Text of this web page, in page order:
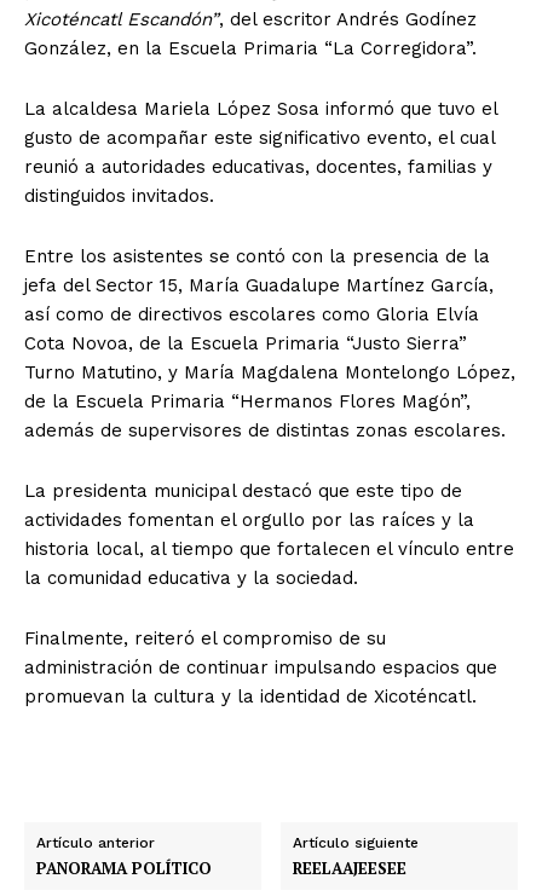
Xicoténcatl Escandón”, del escritor Andrés Godínez
González, en la Escuela Primaria “La Corregidora”.
La alcaldesa Mariela López Sosa informó que tuvo el
gusto de acompañar este significativo evento, el cual
reunió a autoridades educativas, docentes, familias y
distinguidos invitados.
Entre los asistentes se contó con la presencia de la
jefa del Sector 15, María Guadalupe Martínez García,
así como de directivos escolares como Gloria Elvía
Cota Novoa, de la Escuela Primaria “Justo Sierra”
Turno Matutino, y María Magdalena Montelongo López,
de la Escuela Primaria “Hermanos Flores Magón”,
además de supervisores de distintas zonas escolares.
La presidenta municipal destacó que este tipo de
actividades fomentan el orgullo por las raíces y la
historia local, al tiempo que fortalecen el vínculo entre
la comunidad educativa y la sociedad.
Finalmente, reiteró el compromiso de su
administración de continuar impulsando espacios que
promuevan la cultura y la identidad de Xicoténcatl.
Artículo anterior
PANORAMA POLÍTICO
Artículo siguiente
REELAAJEESEE